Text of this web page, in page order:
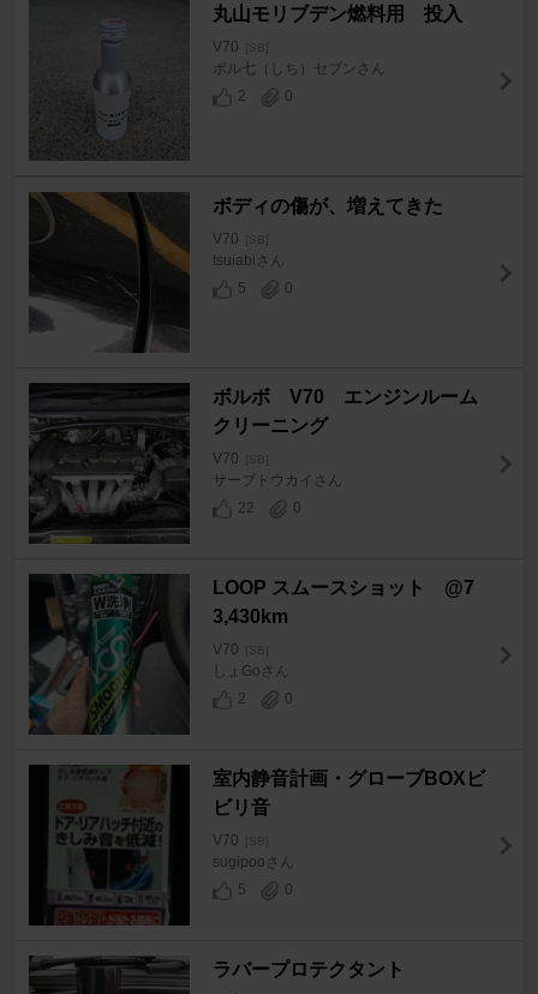
丸山モリブデン燃料用 投入
V70 [SB]
ボル七（しち）セブンさん
2
0
ボディの傷が、増えてきた
V70 [SB]
tsuiabiさん
5
0
ボルボ V70 エンジンルーム
クリーニング
V70 [SB]
サーブトウカイさん
22
0
LOOP スムースショット @7
3,430km
V70 [SB]
しょGoさん
2
0
室内静音計画・グローブBOXビ
ビリ音
V70 [SB]
sugipooさん
5
0
ラバープロテクタント